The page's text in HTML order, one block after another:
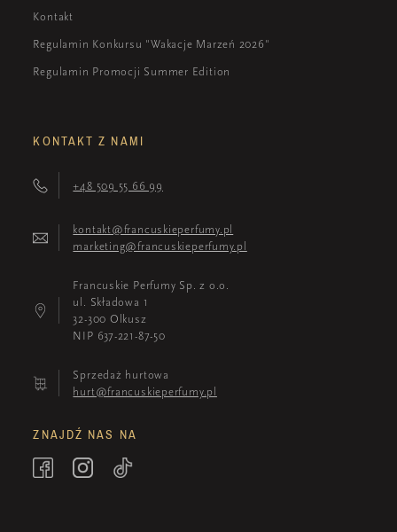
Kontakt
Regulamin Konkursu "Wakacje Marzeń 2026"
Regulamin Promocji Summer Edition
KONTAKT Z NAMI
+48 509 55 66 99
kontakt@francuskieperfumy.pl
marketing@francuskieperfumy.pl
Francuskie Perfumy Sp. z o.o.
ul. Składowa 1
32-300 Olkusz
NIP 637-221-87-50
Sprzedaż hurtowa
hurt@francuskieperfumy.pl
ZNAJDŹ NAS NA